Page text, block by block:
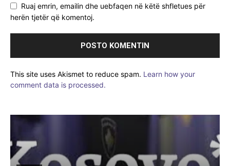
Ruaj emrin, emailin dhe uebfaqen në këtë shfletues për
herën tjetër që komentoj.
This site uses Akismet to reduce spam. Learn how your
comment data is processed.